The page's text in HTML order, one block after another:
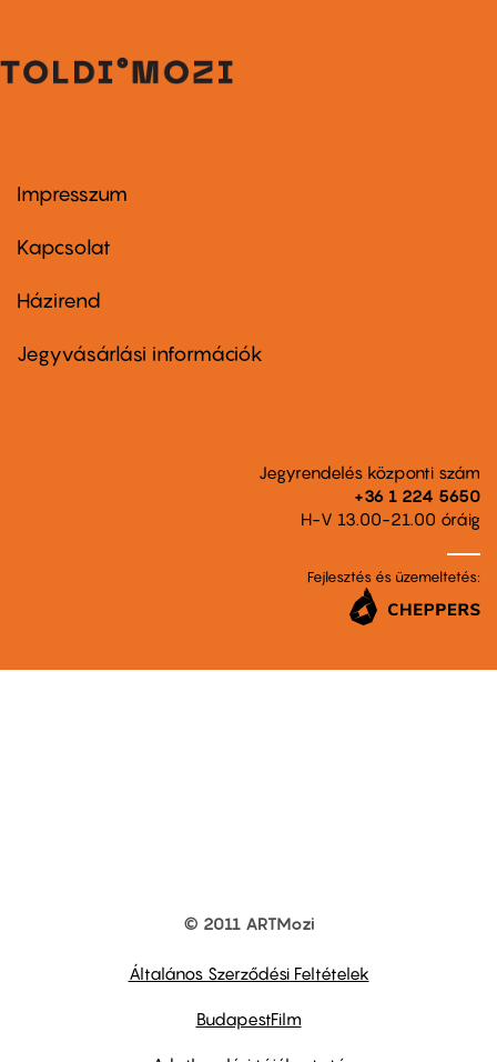
Footer
first
Impresszum
Kapcsolat
Footer
second
Házirend
Jegyvásárlási információk
Jegyrendelés központi szám
+36 1 224 5650
H-V 13.00-21.00 óráig
Fejlesztés és üzemeltetés:
© 2011 ARTMozi
Általános Szerződési Feltételek
BudapestFilm